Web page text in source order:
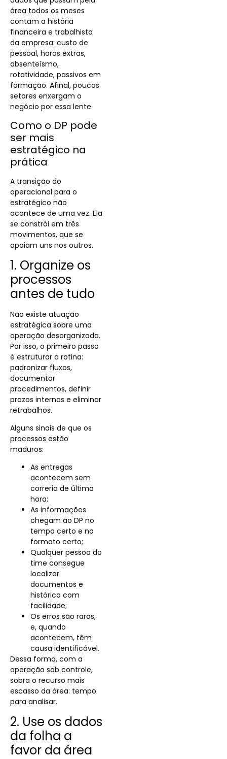
área todos os meses
contam a história
financeira e trabalhista
da empresa: custo de
pessoal, horas extras,
absenteísmo,
rotatividade, passivos em
formação. Afinal, poucos
setores enxergam o
negócio por essa lente.
Como o DP pode
ser mais
estratégico na
prática
A transição do
operacional para o
estratégico não
acontece de uma vez. Ela
se constrói em três
movimentos, que se
apoiam uns nos outros.
1. Organize os
processos
antes de tudo
Não existe atuação
estratégica sobre uma
operação desorganizada.
Por isso, o primeiro passo
é estruturar a rotina:
padronizar fluxos,
documentar
procedimentos, definir
prazos internos e eliminar
retrabalhos.
Alguns sinais de que os
processos estão
maduros:
As entregas
acontecem sem
correria de última
hora;
As informações
chegam ao DP no
tempo certo e no
formato certo;
Qualquer pessoa do
time consegue
localizar
documentos e
histórico com
facilidade;
Os erros são raros,
e, quando
acontecem, têm
causa identificável.
Dessa forma, com a
operação sob controle,
sobra o recurso mais
escasso da área: tempo
para analisar.
2. Use os dados
da folha a
favor da área